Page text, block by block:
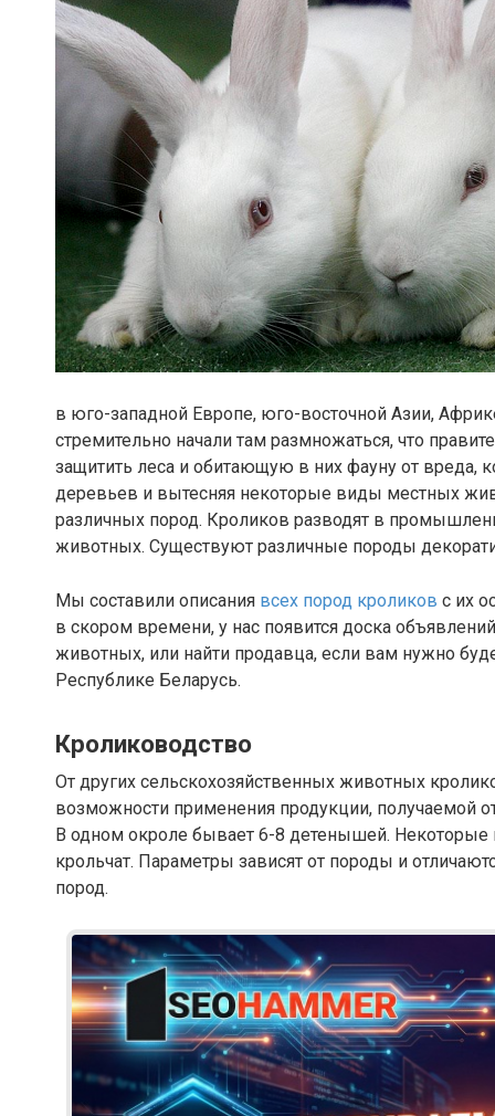
в юго-западной Европе, юго-восточной Азии,
стремительно начали там размножаться, что
защитить леса и обитающую в них фауну от вреда,
деревьев и вытесняя некоторые виды местных
различных пород. Кроликов разводят в
животных. Существуют различные породы
Мы составили описания всех пород кроликов с их
в скором времени, у нас появится доска
животных, или найти продавца, если вам нужно
Республике Беларусь.
Кролиководство
От других сельскохозяйственных животных
возможности применения продукции, получаемой
В одном окроле бывает 6-8 детенышей. Некоторые
крольчат. Параметры зависят от породы и
пород.